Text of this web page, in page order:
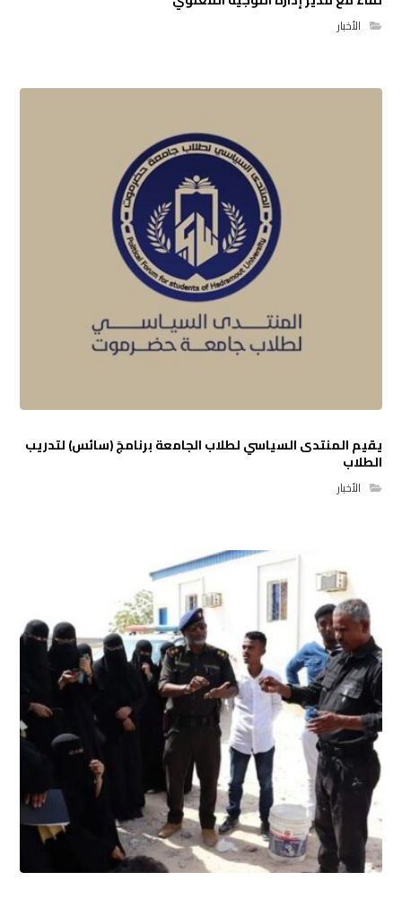
الأخبار
يقيم المنتدى السياسي لطلاب الجامعة برنامجَ (سائس) لتدريب
الطلاب
الأخبار